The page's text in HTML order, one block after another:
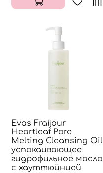
Evas Fraijour
Heartleaf Pore
Melting Cleansing Oil
успокаивающее
гидрофильное масло
с хауттюйнией